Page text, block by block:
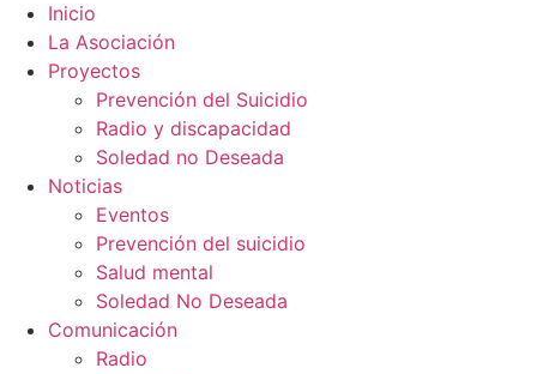
Inicio
La Asociación
Proyectos
Prevención del Suicidio
Radio y discapacidad
Soledad no Deseada
Noticias
Eventos
Prevención del suicidio
Salud mental
Soledad No Deseada
Comunicación
Radio